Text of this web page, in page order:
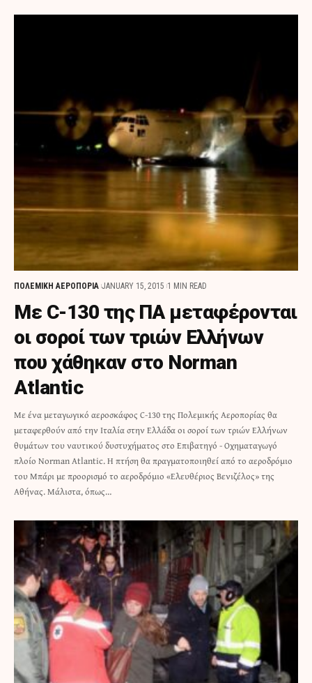
ΠΟΛΕΜΙΚΗ ΑΕΡΟΠΟΡΙΑ JANUARY 15, 2015 1 MIN READ
Με C-130 της ΠΑ μεταφέρονται
οι σoροί των τριών Ελλήνων
που χάθηκαν στο Norman
Atlantic
Με ένα μεταγωγικό αεροσκάφος C-130 της Πολεμικής Αεροπορίας θα
μεταφερθούν από την Ιταλία στην Ελλάδα οι σoροί των τριών Ελλήνων
θυμάτων του ναυτικού δυστυχήματος στο Επιβατηγό - Οχηματαγωγό
πλοίο Norman Atlantic. Η πτήση θα πραγματοποιηθεί από το αεροδρόμιο
του Μπάρι με προορισμό το αεροδρόμιο «Ελευθέριος Βενιζέλος» της
Αθήνας. Μάλιστα, όπως…